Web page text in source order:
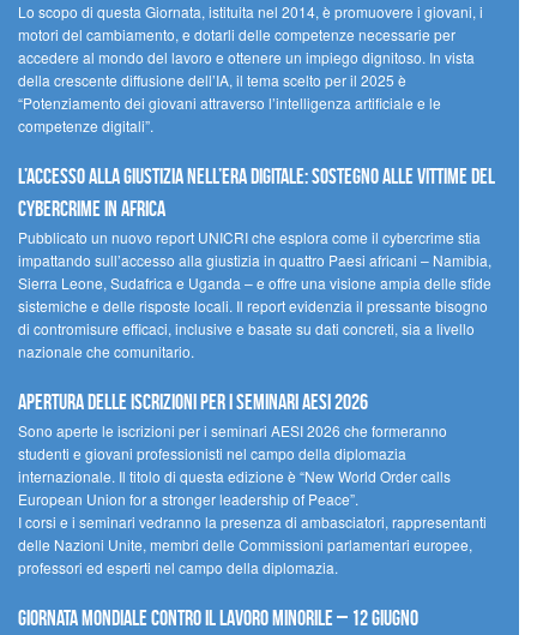
Lo scopo di questa Giornata, istituita nel 2014, è promuovere i giovani, i
motori del cambiamento, e dotarli delle competenze necessarie per
accedere al mondo del lavoro e ottenere un impiego dignitoso. In vista
della crescente diffusione dell’IA, il tema scelto per il 2025 è
“Potenziamento dei giovani attraverso l’intelligenza artificiale e le
competenze digitali”.
L’accesso alla giustizia nell’era digitale: sostegno alle vittime del
cybercrime in Africa
Pubblicato un nuovo report UNICRI che esplora come il cybercrime stia
impattando sull’accesso alla giustizia in quattro Paesi africani – Namibia,
Sierra Leone, Sudafrica e Uganda – e offre una visione ampia delle sfide
sistemiche e delle risposte locali. Il report evidenzia il pressante bisogno
di contromisure efficaci, inclusive e basate su dati concreti, sia a livello
nazionale che comunitario.
Apertura delle iscrizioni per i seminari AESI 2026
Sono aperte le iscrizioni per i seminari AESI 2026 che formeranno
studenti e giovani professionisti nel campo della diplomazia
internazionale. Il titolo di questa edizione è “New World Order calls
European Union for a stronger leadership of Peace”.
I corsi e i seminari vedranno la presenza di ambasciatori, rappresentanti
delle Nazioni Unite, membri delle Commissioni parlamentari europee,
professori ed esperti nel campo della diplomazia.
Giornata mondiale contro il lavoro minorile – 12 giugno